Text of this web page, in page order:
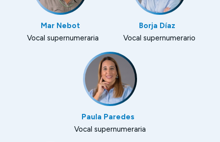
Mar Nebot
Vocal supernumeraria
Borja Díaz
Vocal supernumerario
Paula Paredes
Vocal supernumeraria